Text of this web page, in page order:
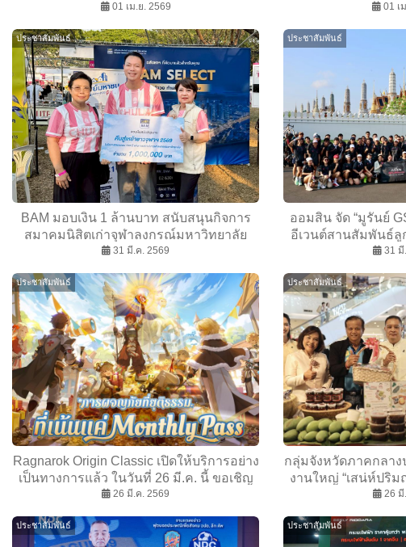
คลูซีฟให้ลูกค้าครบทั้งการเดินทาง-ที่พัก-มื้อ
01 เม.ย. 2569
สมเด็จพระนางเจ้า
01 เ
ประชาสัมพันธ์
BAM มอบเงิน 1 ล้านบาท สนับสนุนกิจการ
สมาคมนิสิตเก่าจุฬาลงกรณ์มหาวิทยาลัย
31 มี.ค. 2569
ประชาสัมพันธ์
ออมสิน จัด “มูรันย์
อีเวนต์สานสัมพันธ์ลู
พลังศักดิ์สิทธิ์ รอ
31 มี
ประชาสัมพันธ์
Ragnarok Origin Classic เปิดให้บริการอย่าง
เป็นทางการแล้ว ในวันที่ 26 มี.ค. นี้ ขอเชิญ
ชวนทุกท่านมาร่วมเป็นส่วนหนึ่งกับการผจญ
26 มี.ค. 2569
ประชาสัมพันธ์
กลุ่มจังหวัดภาคกลา
งานใหญ่ “เสน่ห์ปริม
จังหวัด ชวนสัมผัส “
เจอร์พาร์
26
ประชาสัมพันธ์ ประชาสัมพันธ์